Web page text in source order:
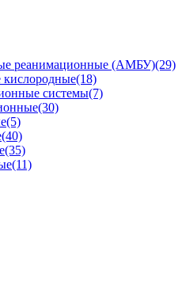
реанимационные (АМБУ)(29)
(18)
системы(7)
(30)
(5)
(40)
(35)
(11)